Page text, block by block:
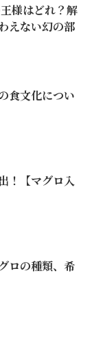
様はどれ？解
えない幻の部
食文化につい
！【マグロ入
ロの種類、希